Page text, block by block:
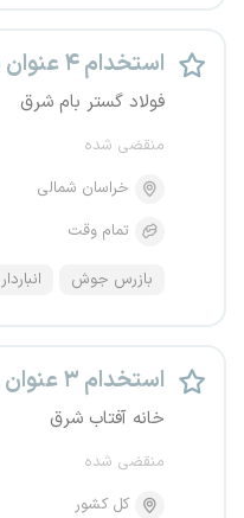
استخدام ۴ عنوان شغلی
فولاد گستر بام شرق
منقضی شده
خراسان شمالی
تمام وقت
بازرس جوش انباردار
استخدام ۳ عنوان شغلی
خانه آفتاب شرق
منقضی شده
کل کشور